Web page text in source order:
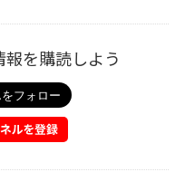
を購読しよう